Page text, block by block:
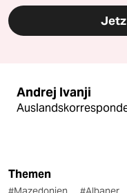
Andrej Ivanji
Themen